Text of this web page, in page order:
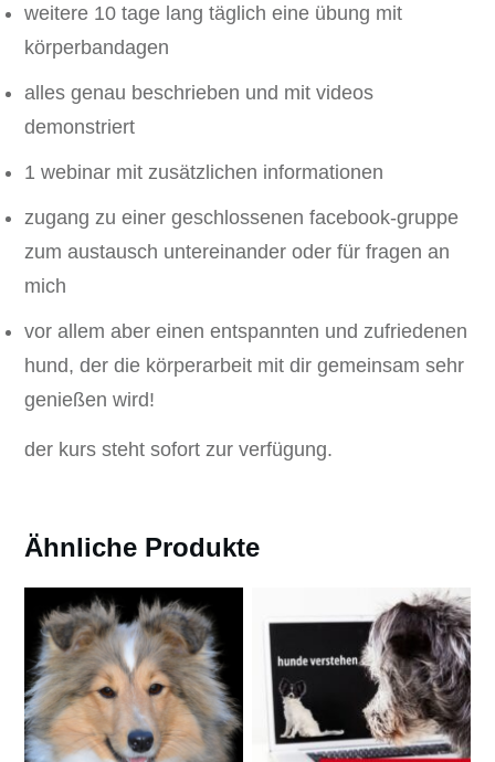
weitere 10 tage lang täglich eine übung mit
körperbandagen
alles genau beschrieben und mit videos
demonstriert
1 webinar mit zusätzlichen informationen
zugang zu einer geschlossenen facebook-gruppe
zum austausch untereinander oder für fragen an
mich
vor allem aber einen entspannten und zufriedenen
hund, der die körperarbeit mit dir gemeinsam sehr
genießen wird!
der kurs steht sofort zur verfügung.
Ähnliche Produkte